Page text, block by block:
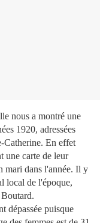
nous a montré une
1920, adressées
Catherine. En effet
une carte de leur
mari dans l'année. Il y
local de l'époque,
dépassée puisque